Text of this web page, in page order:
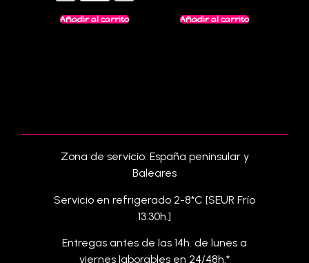
Añadir al carrito Añadir al carrito
Zona de servicio: España peninsular y
Baleares
Servicio en refrigerado 2-8*C [SEUR Frío
13:30h.]
Entregas antes de las 14h. de lunes a
viernes laborables en 24/48h.*